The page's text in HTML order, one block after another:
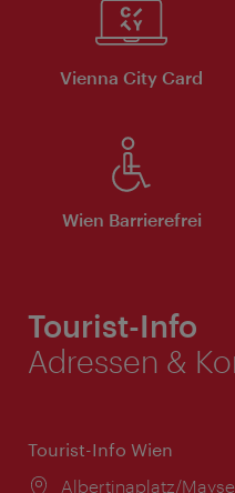
Vienna City Card
Wien Barrierefrei
Tourist-Info
Adressen &
Tourist-Info Wien
Ort:
Albertinaplatz/